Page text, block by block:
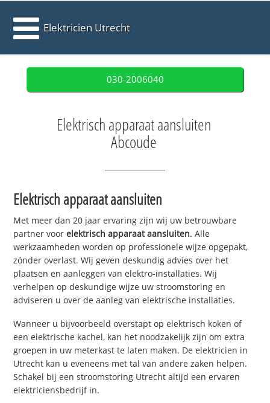
Elektricien Utrecht
030-2006040
Elektrisch apparaat aansluiten
Abcoude
Elektrisch apparaat aansluiten
Met meer dan 20 jaar ervaring zijn wij uw betrouwbare
partner voorelektrisch apparaat aansluiten. Alle
werkzaamheden worden op professionele wijze opgepakt,
zónder overlast. Wij geven deskundig advies over het
plaatsen en aanleggen van elektro-installaties. Wij
verhelpen op deskundige wijze uw stroomstoring en
adviseren u over de aanleg van elektrische installaties.
Wanneer u bijvoorbeeld overstapt op elektrisch koken of
een elektrische kachel, kan het noodzakelijk zijn om extra
groepen in uw meterkast te laten maken. De elektricien in
Utrecht kan u eveneens met tal van andere zaken helpen.
Schakel bij een stroomstoring Utrecht altijd een ervaren
elektriciensbedrijf in.